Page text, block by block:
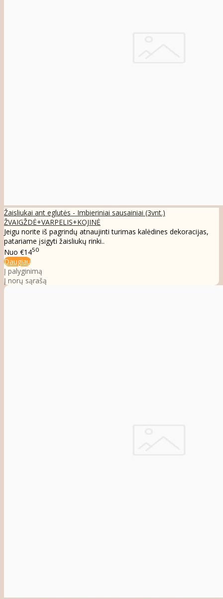
Žaisliukai ant eglutės - Imbieriniai sausainiai (3vnt.)
ŽVAIGŽDĖ+VARPELIS+KOJINĖ
Jeigu norite iš pagrindų atnaujinti turimas kalėdines dekoracijas,
patariame įsigyti žaisliukų rinki..
Nuo €1450
Daugiau
Į palyginimą
Į norų sąrašą